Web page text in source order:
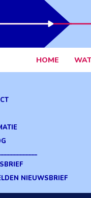
HOME WAT
NIEUWSBRIEF